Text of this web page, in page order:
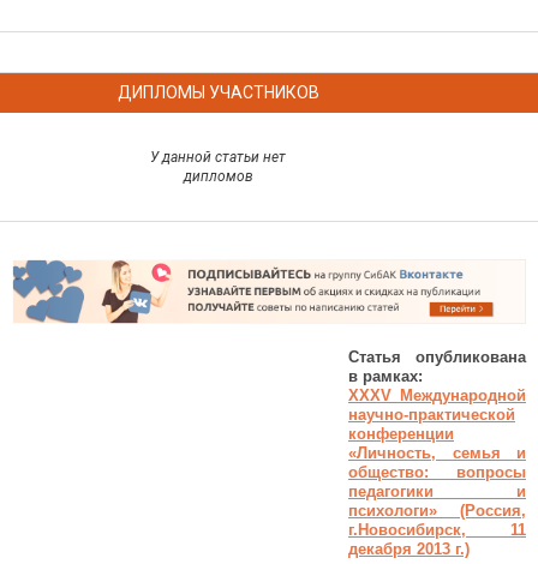
ДИПЛОМЫ УЧАСТНИКОВ
У данной статьи нет
дипломов
Статья опубликована
в рамках:
XXXV Международной
научно-практической
конференции
«Личность, семья и
общество: вопросы
педагогики и
психологи» (Россия,
г.Новосибирск, 11
декабря 2013 г.)